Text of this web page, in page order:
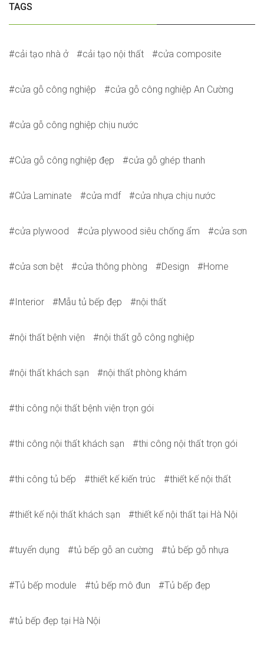
TAGS
cải tạo nhà ở cải tạo nội thất cửa composite
cửa gỗ công nghiệp cửa gỗ công nghiệp An Cường
cửa gỗ công nghiệp chịu nước
Cửa gỗ công nghiệp đẹp cửa gỗ ghép thanh
Cửa Laminate cửa mdf cửa nhựa chịu nước
cửa plywood cửa plywood siêu chống ẩm cửa sơn
cửa sơn bệt cửa thông phòng Design Home
Interior Mẫu tủ bếp đẹp nội thất
nội thất bệnh viện nội thất gỗ công nghiệp
nội thất khách sạn nội thất phòng khám
thi công nội thất bệnh viện trọn gói
thi công nội thất khách sạn thi công nội thất trọn gói
thi công tủ bếp thiết kế kiến trúc thiết kế nội thất
thiết kế nội thất khách sạn thiết kế nội thất tại Hà Nội
tuyển dụng tủ bếp gỗ an cường tủ bếp gỗ nhựa
Tủ bếp module tủ bếp mô đun Tủ bếp đẹp
tủ bếp đẹp tại Hà Nội